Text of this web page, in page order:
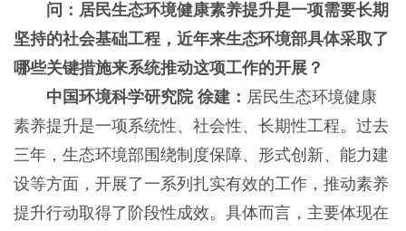
问：居民生态环境健康素养提升是一项需要长期
坚持的社会基础工程，近年来生态环境部具体采取了
哪些关键措施来系统推动这项工作的开展？
中国环境科学研究院 徐建： 居民生态环境健康
素养提升是一项系统性、社会性、长期性工程。过去
三年，生态环境部围绕制度保障、形式创新、能力建
设等方面，开展了一系列扎实有效的工作，推动素养
提升行动取得了阶段性成效。具体而言，主要体现在